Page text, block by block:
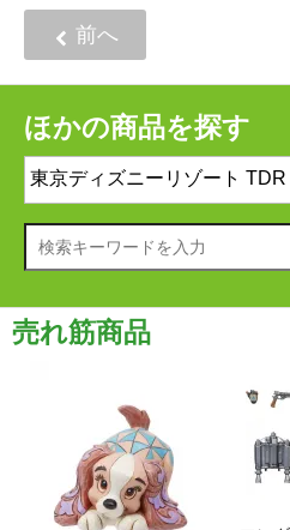
前へ
ほかの商品を探す
売れ筋商品